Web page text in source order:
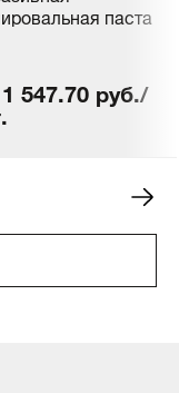
паста
547.70 руб./